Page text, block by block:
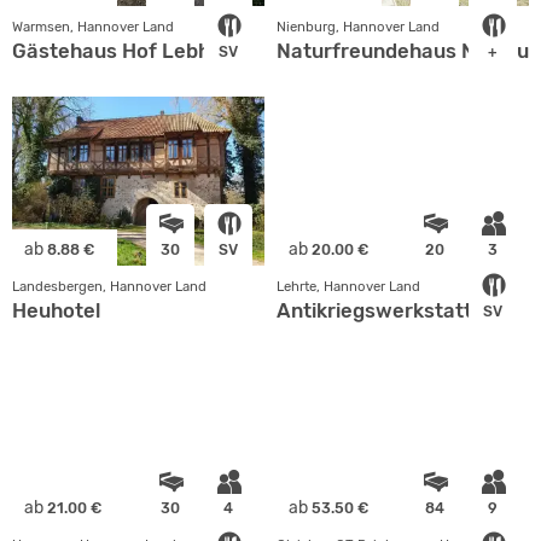
SV
Warmsen, Hannover Land
Gästehaus Hof Lebherz +
Nienburg, Hannover Land
Naturfreundehaus
ab 8.88 € 30 SV
Landesbergen, Hannover Land
Heuhotel
ab 20.00 € 20 3
SV
Lehrte, Hannover Land
Antikriegswerkstatt
ab 21.00 € 30 4 ab 53.50 € 84 9